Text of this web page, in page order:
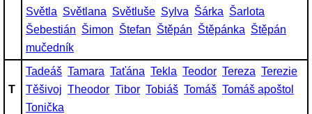
Světla Světlana Světluše Sylva Šárka Šarlota
Šebestián Šimon Štefan Štěpán Štěpánka Štěpán
mučedník
T
Tadeáš Tamara Taťána Tekla Teodor Tereza Terezie
Těšivoj Theodor Tibor Tobiáš Tomáš Tomáš apoštol
Tonička